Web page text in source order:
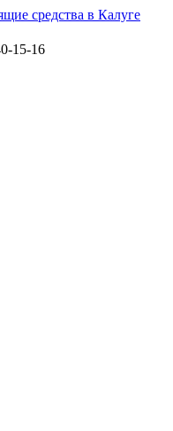
средства в Калуге
15-16